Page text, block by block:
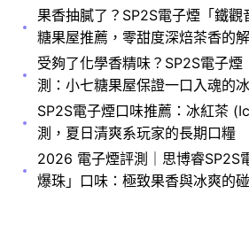
果香抽膩了？SP2S電子煙「鐵觀
糖果屋推薦，零甜度深焙茶香的
受夠了化學香精味？SP2S電子
測：小七糖果屋保證一口入魂的
SP2S電子煙口味推薦：冰紅茶
測，夏日清爽系玩家的長期口糧
2026 電子煙評測｜思博睿SP2S
爆珠」口味：極致果香與冰爽的